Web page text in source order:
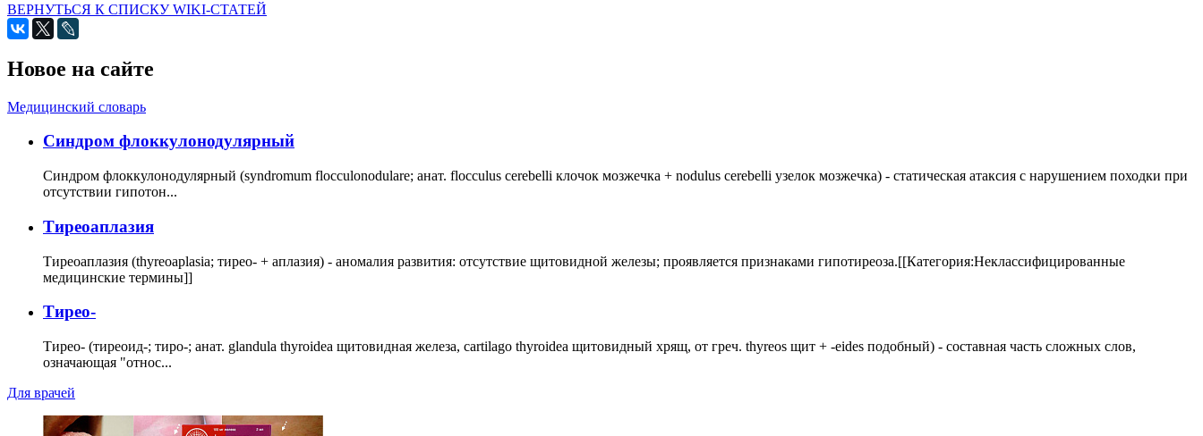
ВЕРНУТЬСЯ К СПИСКУ WIKI-СТАТЕЙ
Новое на сайте
Медицинский словарь
Cиндром флоккулонодулярный
Синдром флоккулонодулярный (syndromum flocculonodulare; анат. flocculus cerebelli клочок мозжечка + nodulus cerebelli узелок мозжечка) - статическая атаксия с нарушением походки при
отсутствии гипотон...
Тиреоаплазия
Тиреоаплазия (thyreoaplasia; тирео- + аплазия) - аномалия развития: отсутствие щитовидной железы; проявляется признаками гипотиреоза.[[Категория:Неклассифицированные
медицинские термины]]
Тирео-
Тирео- (тиреоид-; тиро-; анат. glandula thyroidea щитовидная железа, cartilago thyroidea щитовидный хрящ, от греч. thyreos щит + -eides подобный) - составная часть сложных слов,
означающая "относ...
Для врачей